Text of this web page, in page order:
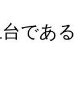
である